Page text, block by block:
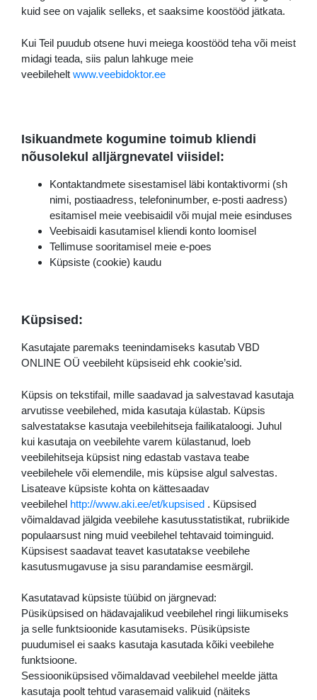
kuid see on vajalik selleks, et saaksime koostööd jätkata.
Kui Teil puudub otsene huvi meiega koostööd teha või meist
midagi teada, siis palun lahkuge meie
veebilehelt www.veebidoktor.ee
Isikuandmete kogumine toimub kliendi
nõusolekul alljärgnevatel viisidel:
Kontaktandmete sisestamisel läbi kontaktivormi (sh
nimi, postiaadress, telefoninumber, e-posti aadress)
esitamisel meie veebisaidil või mujal meie esinduses
Veebisaidi kasutamisel kliendi konto loomisel
Tellimuse sooritamisel meie e-poes
Küpsiste (cookie) kaudu
Küpsised:
Kasutajate paremaks teenindamiseks kasutab VBD
ONLINE OÜ veebileht küpsiseid ehk cookie’sid.
Küpsis on tekstifail, mille saadavad ja salvestavad kasutaja
arvutisse veebilehed, mida kasutaja külastab. Küpsis
salvestatakse kasutaja veebilehitseja failikataloogi. Juhul
kui kasutaja on veebilehte varem külastanud, loeb
veebilehitseja küpsist ning edastab vastava teabe
veebilehele või elemendile, mis küpsise algul salvestas.
Lisateave küpsiste kohta on kättesaadav
veebilehel http://www.aki.ee/et/kupsised . Küpsised
võimaldavad jälgida veebilehe kasutusstatistikat, rubriikide
populaarsust ning muid veebilehel tehtavaid toiminguid.
Küpsisest saadavat teavet kasutatakse veebilehe
kasutusmugavuse ja sisu parandamise eesmärgil.
Kasutatavad küpsiste tüübid on järgnevad:
Püsiküpsised on hädavajalikud veebilehel ringi liikumiseks
ja selle funktsioonide kasutamiseks. Püsiküpsiste
puudumisel ei saaks kasutaja kasutada kõiki veebilehe
funktsioone.
Sessiooniküpsised võimaldavad veebilehel meelde jätta
kasutaja poolt tehtud varasemaid valikuid (näiteks